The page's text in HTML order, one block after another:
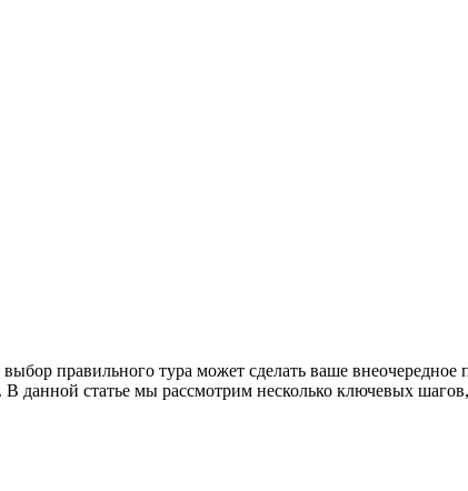
правильного тура может сделать ваше
данной статье мы рассмотрим несколько ключевых